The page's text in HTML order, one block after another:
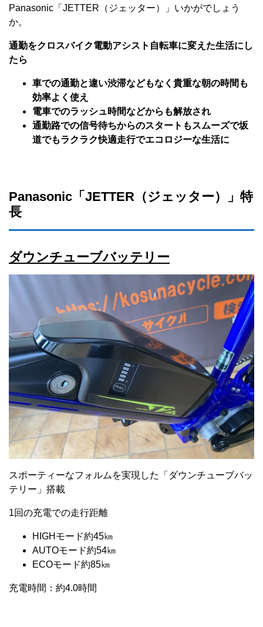
Panasonic「JETTER（ジェッター）」いかがでしょう
か。
通勤をクロスバイク電動アシスト自転車に変えた生活にし
たら
車での通勤と違い渋滞などもなく貴重な朝の時間も
効率よく使え
電車でのラッシュ時間などからも解放され
通勤路での信号待ちからのスタートもスムーズで坂
道でもラクラク快適走行でエコロジーな生活に
Panasonic「JETTER（ジェッター）」特
長
ダウンチューブバッテリー
スポーティーなフォルムを実現した「ダウンチューブバッ
テリー」搭載
1回の充電での走行距離
HIGHモード約45㎞
AUTOモード約54㎞
ECOモード約85㎞
充電時間：約4.0時間